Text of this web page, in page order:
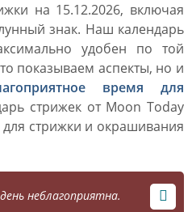
на 15.12.2026, включая
знак. Наш календарь
удобен по той
показываем аспекты, но и
время для
стрижек от Moon Today
стрижки и окрашивания
неблагоприятна.